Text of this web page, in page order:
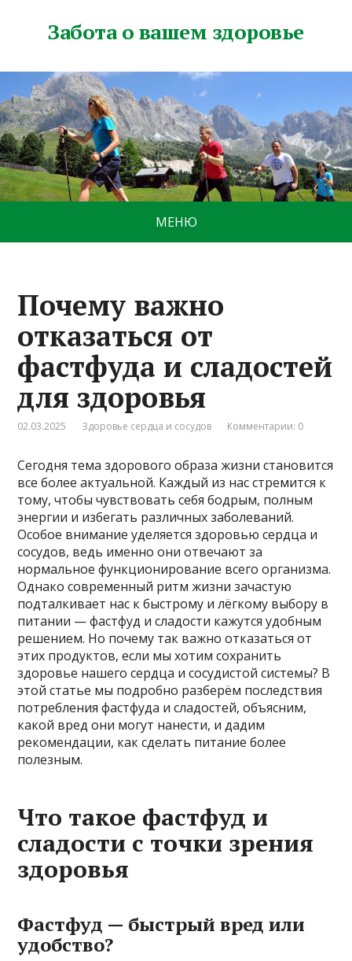
Забота о вашем здоровье
МЕНЮ
Почему важно
отказаться от
фастфуда и сладостей
для здоровья
02.03.2025 Здоровье сердца и сосудов Комментарии: 0
Сегодня тема здорового образа жизни становится
все более актуальной. Каждый из нас стремится к
тому, чтобы чувствовать себя бодрым, полным
энергии и избегать различных заболеваний.
Особое внимание уделяется здоровью сердца и
сосудов, ведь именно они отвечают за
нормальное функционирование всего организма.
Однако современный ритм жизни зачастую
подталкивает нас к быстрому и лёгкому выбору в
питании — фастфуд и сладости кажутся удобным
решением. Но почему так важно отказаться от
этих продуктов, если мы хотим сохранить
здоровье нашего сердца и сосудистой системы? В
этой статье мы подробно разберём последствия
потребления фастфуда и сладостей, объясним,
какой вред они могут нанести, и дадим
рекомендации, как сделать питание более
полезным.
Что такое фастфуд и
сладости с точки зрения
здоровья
Фастфуд — быстрый вред или
удобство?